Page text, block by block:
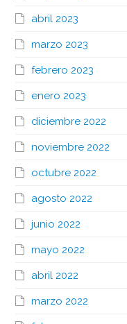
abril 2023
marzo 2023
febrero 2023
enero 2023
diciembre 2022
noviembre 2022
octubre 2022
agosto 2022
junio 2022
mayo 2022
abril 2022
marzo 2022